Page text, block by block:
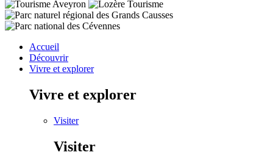
Accueil
Découvrir
Vivre et explorer
Vivre et explorer
Visiter
Visiter